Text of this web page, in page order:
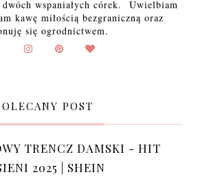
dwóch wspaniałych córek. Uwielbiam
kawę miłością bezgraniczną oraz
się ogrodnictwem.
POST
TRENCZ DAMSKI - HIT
2025 | SHEIN